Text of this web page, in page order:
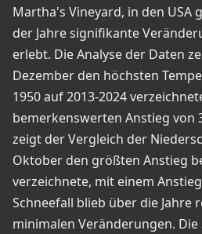
Martha's Vineyard, in den USA
der Jahre signifikante
erlebt. Die Analyse der Daten
Dezember den höchsten
1950 auf 2013-2024
bemerkenswerten Anstieg von
zeigt der Vergleich der
Oktober den größten Anstieg
verzeichnete, mit einem
Schneefall blieb über die Jahre
minimalen Veränderungen.